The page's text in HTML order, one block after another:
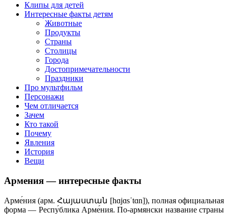
интересные факты про страны, столицы и города, клипы из
мультфильмов, мульт-клипы, песни из мультиков, детские
клипы, интересные факты о мультфильмах и про персонажей
мультфильмов
Клипы для детей
Интересные факты детям
Животные
Продукты
Страны
Столицы
Города
Достопримечательности
Праздники
Про мультфильм
Персонажи
Чем отличается
Зачем
Кто такой
Почему
Явления
История
Вещи
Армения — интересные факты
Арме́ния (арм. Հայաստան [hɑjɑsˈtɑn]), полная официальная
форма — Респу́блика Арме́ния. По-армянски название страны